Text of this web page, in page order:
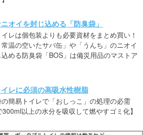
オイを封じ込める「防臭袋」
イレは個包装よりも必要資材をまとめ買い！
常温の空いたサバ缶」や「うんち」のニオイ
める防臭袋「BOS」は備災用品のマストア
レに必須の高吸水性樹脂
の簡易トイレで「おしっこ」の処理の必需
以上の水分を吸収して燃やすゴミ化】